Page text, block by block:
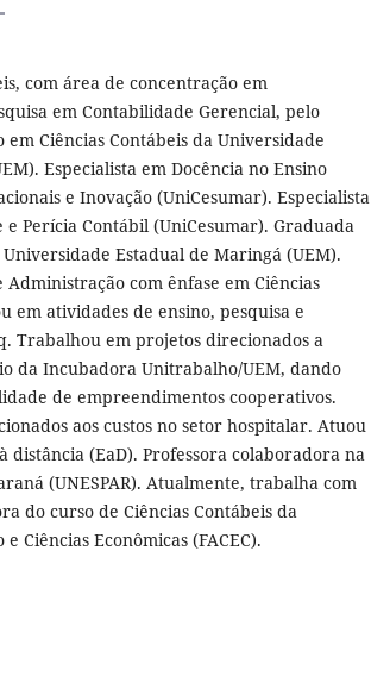
com área de concentração em
em Contabilidade Gerencial, pelo
em Ciências Contábeis da Universidade
Especialista em Docência no Ensino
e Inovação (UniCesumar). Especialista
Perícia Contábil (UniCesumar). Graduada
Estadual de Maringá (UEM).
com ênfase em Ciências
em atividades de ensino, pesquisa e
Trabalhou em projetos direcionados a
da Incubadora Unitrabalho/UEM, dando
de empreendimentos cooperativos.
aos custos no setor hospitalar. Atuou
distância (EaD). Professora colaboradora na
(UNESPAR). Atualmente, trabalha com
do curso de Ciências Contábeis da
Ciências Econômicas (FACEC).